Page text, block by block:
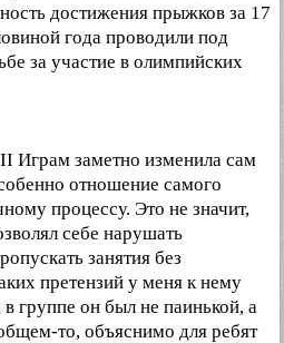
достижения прыжков за 17
года проводили под
за участие в олимпийских
Играм заметно изменила сам
отношение самого
процессу. Это не значит,
себе нарушать
занятия без
претензий у меня к нему
группе он был не паинькой, а
то, объяснимо для ребят